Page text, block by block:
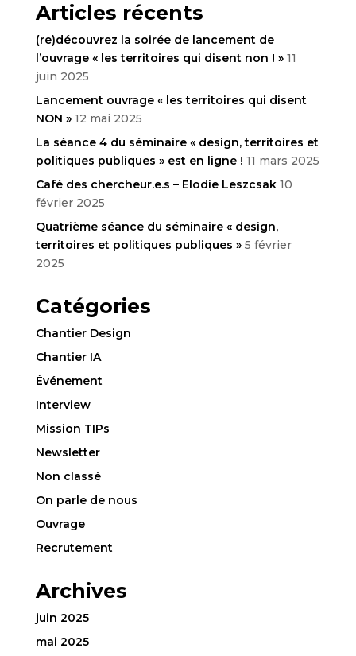
Articles récents
(re)découvrez la soirée de lancement de
l’ouvrage « les territoires qui disent non ! » 11
juin 2025
Lancement ouvrage « les territoires qui disent
NON » 12 mai 2025
La séance 4 du séminaire « design, territoires et
politiques publiques » est en ligne ! 11 mars 2025
Café des chercheur.e.s – Elodie Leszcsak 10
février 2025
Quatrième séance du séminaire « design,
territoires et politiques publiques » 5 février
2025
Catégories
Chantier Design
Chantier IA
Événement
Interview
Mission TIPs
Newsletter
Non classé
On parle de nous
Ouvrage
Recrutement
Archives
juin 2025
mai 2025